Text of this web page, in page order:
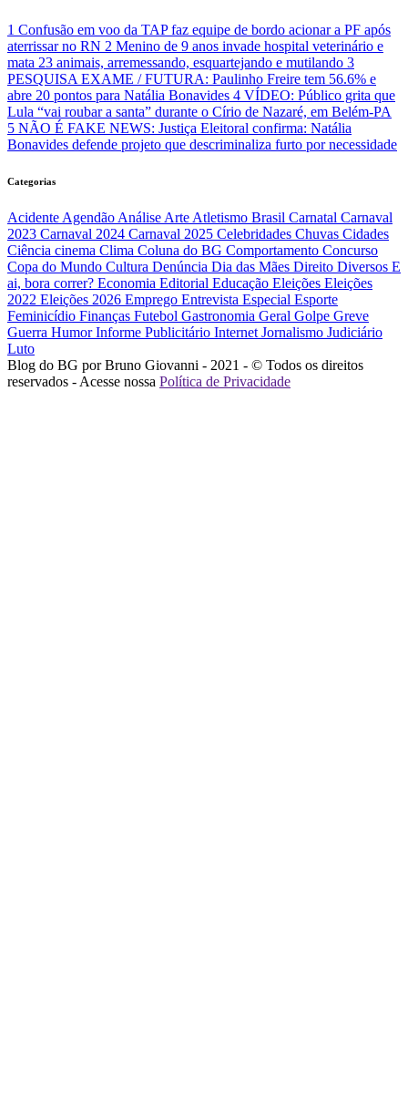
1 Confusão em voo da TAP faz equipe de bordo acionar a PF após
aterrissar no RN 2 Menino de 9 anos invade hospital veterinário e
mata 23 animais, arremessando, esquartejando e mutilando 3
PESQUISA EXAME / FUTURA: Paulinho Freire tem 56.6% e
abre 20 pontos para Natália Bonavides 4 VÍDEO: Público grita que
Lula “vai roubar a santa” durante o Círio de Nazaré, em Belém-PA
5 NÃO É FAKE NEWS: Justiça Eleitoral confirma: Natália
Bonavides defende projeto que descriminaliza furto por necessidade
Categorias
Acidente Agendão Análise Arte Atletismo Brasil Carnatal Carnaval
2023 Carnaval 2024 Carnaval 2025 Celebridades Chuvas Cidades
Ciência cinema Clima Coluna do BG Comportamento Concurso
Copa do Mundo Cultura Denúncia Dia das Mães Direito Diversos E
ai, bora correr? Economia Editorial Educação Eleições Eleições
2022 Eleições 2026 Emprego Entrevista Especial Esporte
Feminicídio Finanças Futebol Gastronomia Geral Golpe Greve
Guerra HumorInforme Publicitário Internet Jornalismo Judiciário
Luto
Blog do BG por Bruno Giovanni - 2021 - © Todos os direitos
reservados - Acesse nossa Política de Privacidade